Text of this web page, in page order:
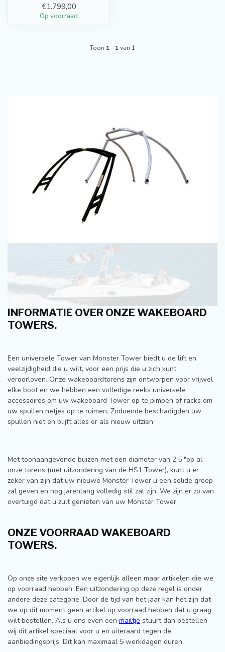
€1.799,00
Op voorraad
Toon 1 - 1van 1
INFORMATIE OVER ONZE WAKEBOARD
TOWERS.
Een universele Tower van Monster Tower biedt u de lift en
veelzijdigheid die u wilt, voor een prijs die u zich kunt
veroorloven. Onze wakeboardtorens zijn ontworpen voor vrijwel
elke boot en we hebben een volledige reeks universele
accessoires om uw wakeboard Tower op te pimpen of racks om
uw spullen netjes op te ruimen. Zodoende beschadigden uw
spullen niet en blijft alles er als nieuw uitzien.
Met toonaangevende buizen met een diameter van 2,5 "op al
onze torens (met uitzondering van de HS1 Tower), kunt u er
zeker van zijn dat uw nieuwe Monster Tower u een solide greep
zal geven en nog jarenlang volledig stil zal zijn. We zijn er zo van
overtuigd dat u zult genieten van uw Monster Tower.
ONZE VOORRAAD WAKEBOARD
TOWERS.
Op onze site verkopen we eigenlijk alleen maar artikelen die we
op voorraad hebben. Een uitzondering op deze regel is onder
andere deze categorie. Door de tijd van het jaar kan het zijn dat
we op dit moment geen artikel op voorraad hebben dat u graag
wilt bestellen. Als u ons even een mailtje stuurt dan bestellen
wij dit artikel speciaal voor u en uiteraard tegen de
aanbiedingsprijs. Dit kan maximaal 5 werkdagen duren.